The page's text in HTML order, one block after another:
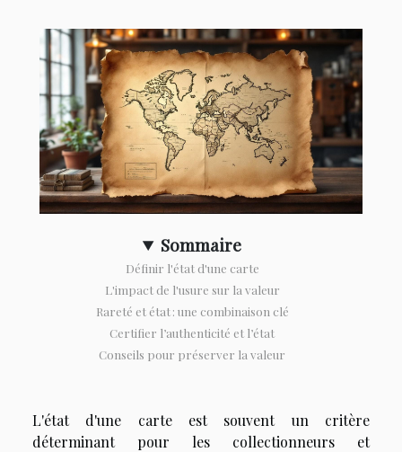
Sommaire
Définir l'état d'une carte
L'impact de l'usure sur la valeur
Rareté et état : une combinaison clé
Certifier l’authenticité et l’état
Conseils pour préserver la valeur
L'état d'une carte est souvent un critère
déterminant pour les collectionneurs et